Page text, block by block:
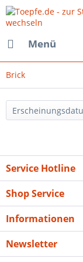
Menü
Brick
Service Hotline
Shop Service
Informationen
Newsletter